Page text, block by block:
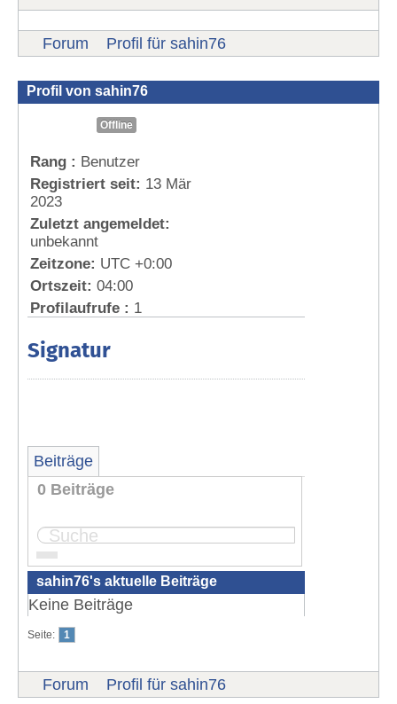
Forum Profil für sahin76
Profil von sahin76
Offline
Rang : Benutzer
Registriert seit: 13 Mär
2023
Zuletzt angemeldet:
unbekannt
Zeitzone: UTC +0:00
Ortszeit: 04:00
Profilaufrufe : 1
Signatur
Beiträge
0 Beiträge
Seite:
sahin76's aktuelle Beiträge
Keine Beiträge
Seite: 1
Forum Profil für sahin76